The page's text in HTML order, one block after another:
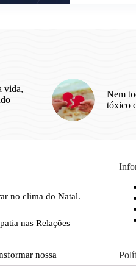
vida,
Nem
tóxico
no clima do Natal.
nas Relações
nossa